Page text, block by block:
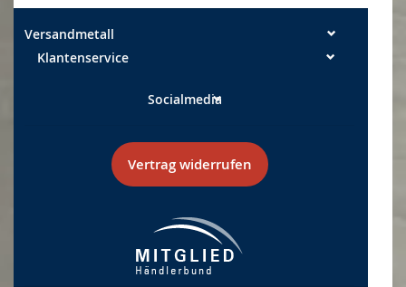
Versandmetall
Klantenservice
Socialmedia
Vertrag widerrufen